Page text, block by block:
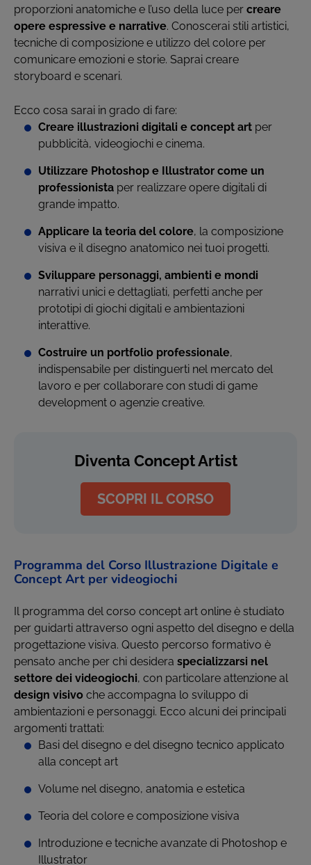
proporzioni anatomiche e l’uso della luce per creare
opere espressive e narrative. Conoscerai stili artistici,
tecniche di composizione e utilizzo del colore per
comunicare emozioni e storie. Saprai creare
storyboard e scenari.
Ecco cosa sarai in grado di fare:
Creare illustrazioni digitali e concept art per
pubblicità, videogiochi e cinema.
Utilizzare Photoshop e Illustrator come un
professionista per realizzare opere digitali di
grande impatto.
Applicare la teoria del colore, la composizione
visiva e il disegno anatomico nei tuoi progetti.
Sviluppare personaggi, ambienti e mondi
narrativi unici e dettagliati, perfetti anche per
prototipi di giochi digitali e ambientazioni
interattive.
Costruire un portfolio professionale,
indispensabile per distinguerti nel mercato del
lavoro e per collaborare con studi di game
development o agenzie creative.
Diventa Concept Artist
SCOPRI IL CORSO
Programma del Corso Illustrazione Digitale e
Concept Art per videogiochi
Il programma del corso concept art online è studiato
per guidarti attraverso ogni aspetto del disegno e della
progettazione visiva. Questo percorso formativo è
pensato anche per chi desidera specializzarsi nel
settore dei videogiochi, con particolare attenzione al
design visivo che accompagna lo sviluppo di
ambientazioni e personaggi. Ecco alcuni dei principali
argomenti trattati:
Basi del disegno e del disegno tecnico applicato
alla concept art
Volume nel disegno, anatomia e estetica
Teoria del colore e composizione visiva
Introduzione e tecniche avanzate di Photoshop e
Illustrator